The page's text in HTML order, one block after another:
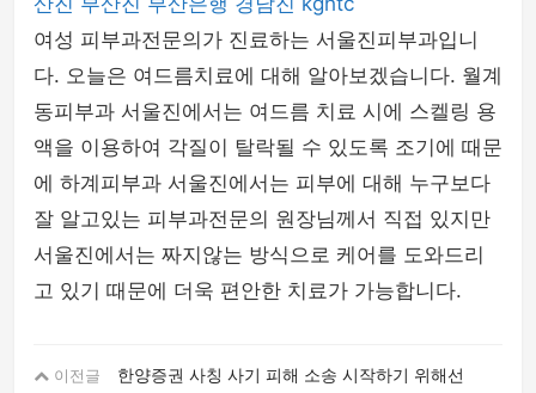
여성 피부과전문의가 진료하는 서울진피부과입니
다. 오늘은 여드름치료에 대해 알아보겠습니다. 월계
동피부과 서울진에서는 여드름 치료 시에 스켈링 용
액을 이용하여 각질이 탈락될 수 있도록 조기에 때문
에 하계피부과 서울진에서는 피부에 대해 누구보다
잘 알고있는 피부과전문의 원장님께서 직접 있지만
서울진에서는 짜지않는 방식으로 케어를 도와드리
고 있기 때문에 더욱 편안한 치료가 가능합니다.
이전글
한양증권 사칭 사기 피해 소송 시작하기 위해선